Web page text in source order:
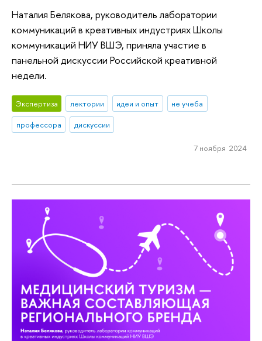
Наталия Белякова, руководитель лаборатории
коммуникаций в креативных индустриях Школы
коммуникаций НИУ ВШЭ, приняла участие в
панельной дискуссии Российской креативной
недели.
Экспертиза лектории идеи и опыт
не учеба
профессора
дискуссии
7 ноября 2024